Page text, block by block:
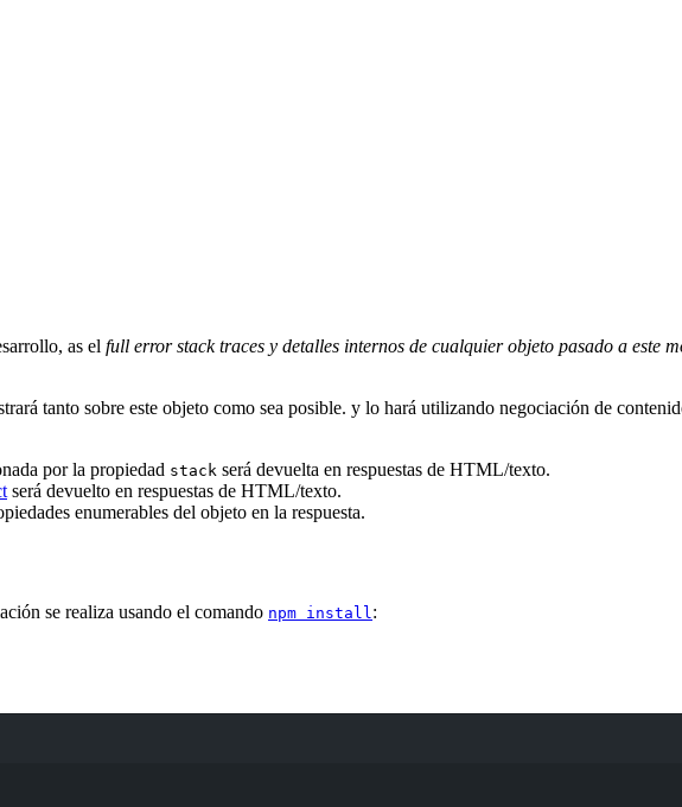
as el full error stack traces y detalles internos de cualquier objeto pasado a este
tanto sobre este objeto como sea posible. y lo hará utilizando negociación de
por la propiedad stack será devuelta en respuestas de HTML/texto.
será devuelto en respuestas de HTML/texto.
enumerables del objeto en la respuesta.
se realiza usando el comando npm install: